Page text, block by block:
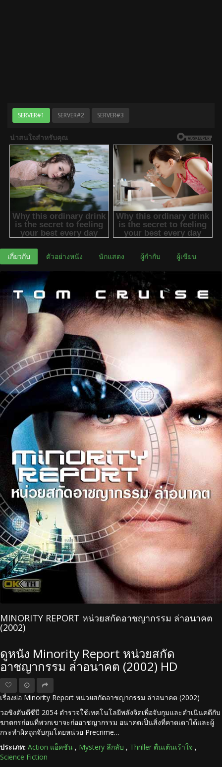
SERVER#1 SERVER#2 SERVER#3
เกี่ยวกับ ตัวอย่างหนัง นักแสดง ผู้กำกับ ผู้เขียน
MINORITY REPORT หน่วยสกัดอาชญากรรม ล่าอนาคต
(2002)
ดูหนัง Minority Report หน่วยสกัด
อาชญากรรม ล่าอนาคต (2002) HD
เรื่องย่อ Minority Report หน่วยสกัดอาชญากรรม ล่าอนาคต (2002)
วอชิงตันดีซีปี 2054 ตำรวจใช้เทคโนโลยีพลังจิตเพื่อจับกุมและดำเนินคดีกับ
ฆาตกรก่อนที่พวกเขาจะก่ออาชญากรรม อนาคตเป็นสิ่งที่คาดเดาได้และผู้
กระทำผิดถูกจับกุมโดยหน่วย Precrime…
ประเภท: Action แอ็คชัน , Mystery ลึกลับ , Thriller ตื่นเต้นเร้าใจ ,
Science Fiction